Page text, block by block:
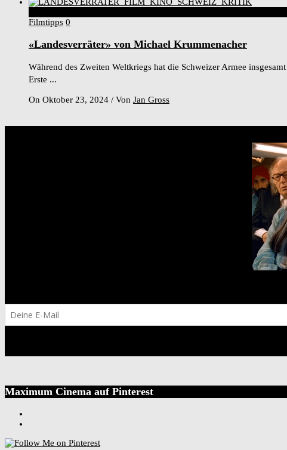
Filmtipps 0
«Landesverräter» von Michael Krummenacher
Während des Zweiten Weltkriegs hat die Schweizer Armee
Erste ...
On Oktober 23, 2024 / Von Jan Gross
Maximum Cinema auf Pinterest